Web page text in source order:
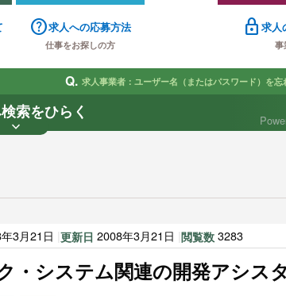
help求人への応募方法
仕事をお探しの方
lock 求人
事
Q. 求人事業者：ユーザー名（またはパスワード）を忘
索をひらく
keyboard_arrow_down雇用形態 賃金
3月21日 |更新日 2008年3月21日 |閲覧数 3283
・システム関連の開発アシス